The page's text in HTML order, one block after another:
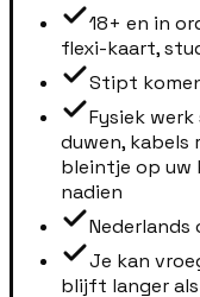
18+ en in
flexi-kaart,
Stipt
Fysiek
duwen, kabels
bleintje op uw
nadien
Nederlands
Je kan
blijft langer